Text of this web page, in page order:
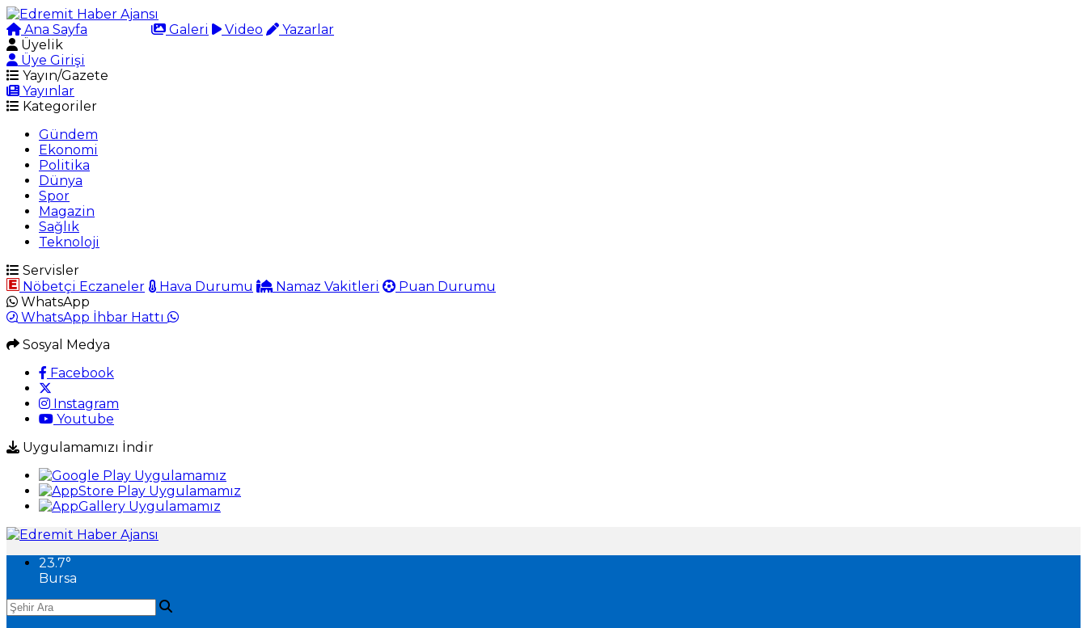
Ana Sayfa Galeri Video
Yazarlar
Üyelik
Üye Girişi
Yayın/Gazete
Yayınlar
Kategoriler
Gündem
Ekonomi
Politika
Dünya
Spor
Magazin
Sağlık
Teknoloji
Servisler
Nöbetçi Eczaneler
Hava Durumu Namaz Vakitleri
Puan Durumu
WhatsApp
WhatsApp İhbar Hattı
Sosyal Medya
Facebook
Instagram
Youtube
Uygulamamızı İndir
23.7°
Bursa